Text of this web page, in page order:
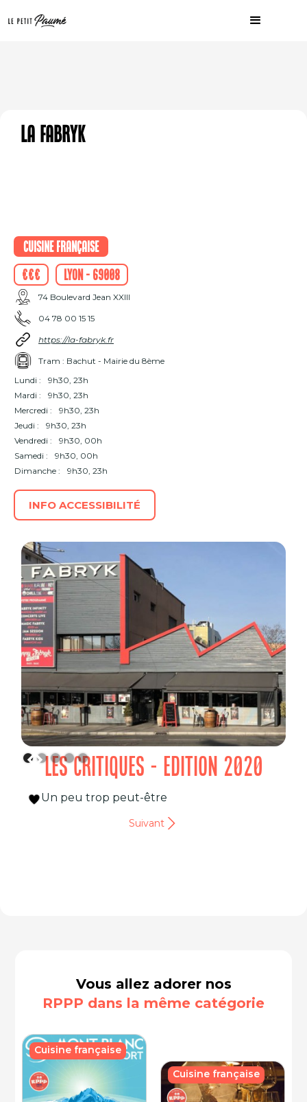
La Fabryk
Cuisine française
€€€
Lyon - 69008
74 Boulevard Jean XXIII
04 78 00 15 15
https://la-fabryk.fr
Tram : Bachut - Mairie du 8ème
Lundi :
9h30, 23h
Mardi :
9h30, 23h
Mercredi :
9h30, 23h
Jeudi :
9h30, 23h
Vendredi :
9h30, 00h
Samedi :
9h30, 00h
Dimanche :
9h30, 23h
INFO ACCESSIBILITÉ
LES CRITIQUES - EDITION 2020
Un peu trop peut-être
Suivant
Vous allez adorer nos
RPPP dans la même catégorie
Cuisine française
Cuisine française